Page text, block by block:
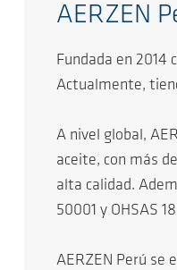
AERZEN
Fundada en 2014
Actualmente,
A nivel global,
aceite, con más
alta calidad.
50001 y OHSAS
AERZEN Perú se